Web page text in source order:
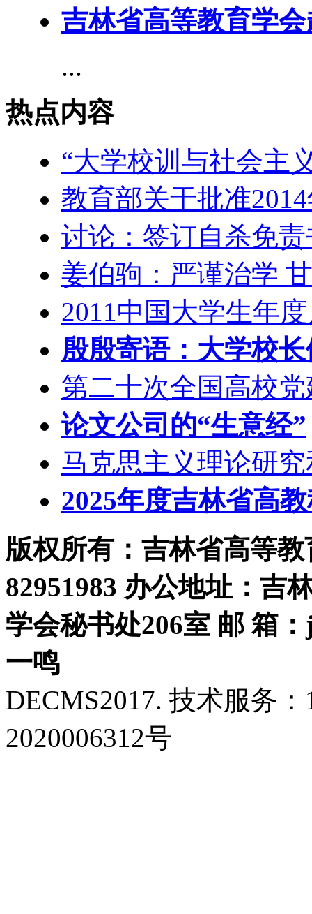
吉林省高等教育学
...
热点内容
“大学校训与社会主
教育部关于批准
讨论：签订自杀免
姜伯驹：严谨治学
2011中国大学生年
殷殷寄语：大学校
第二十次全国高校
论文公司的“生意经”
马克思主义理论研
2025年度吉林省高
版权所有：吉林省高等
82951983 办公地址：吉
学会秘书处206室 邮 箱
一鸣
DECMS2017. 技术服务
2020006312号